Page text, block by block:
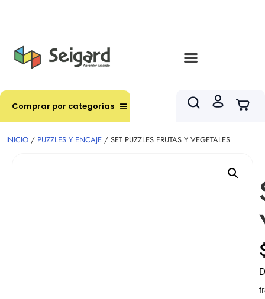
Comprar por categorías
INICIO / PUZZLES Y ENCAJE / SET PUZZLES FRUTAS Y VEGETALES